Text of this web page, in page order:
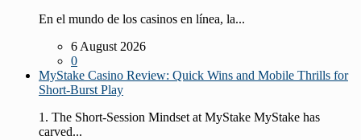
En el mundo de los casinos en línea, la...
6 August 2026
0
MyStake Casino Review: Quick Wins and Mobile Thrills for
Short‑Burst Play
1. The Short‑Session Mindset at MyStake MyStake has
carved...